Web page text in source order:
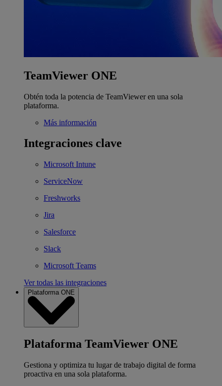
TeamViewer ONE
Obtén toda la potencia de TeamViewer en una sola
plataforma.
Más información
Integraciones clave
Microsoft Intune
ServiceNow
Freshworks
Jira
Salesforce
Slack
Microsoft Teams
Ver todas las integraciones
Plataforma ONE
Plataforma TeamViewer ONE
Gestiona y optimiza tu lugar de trabajo digital de forma
proactiva en una sola plataforma.